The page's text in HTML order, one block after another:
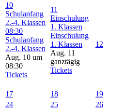
10
Schulanfang
2.-4. Klassen
08:30
Schulanfang
2.-4. Klassen
Aug. 10 um
08:30
Tickets
11
Einschulung
1. Klassen
Einschulung
1. Klassen
Aug. 11
ganztägig
Tickets
12
17 18 19
24
25 26